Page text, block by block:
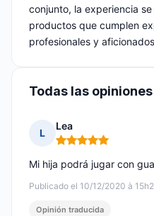
conjunto, la experiencia
productos que cumplen
profesionales y
Todas las opiniones
L
Lea
Nota: 5 de 5
Publicado el 10/12/2020 à
Mi hija podrá jugar con
Opinión traducida